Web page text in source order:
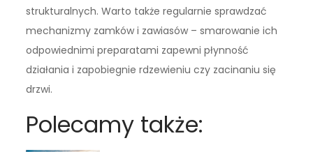
strukturalnych. Warto także regularnie sprawdzać
mechanizmy zamków i zawiasów – smarowanie ich
odpowiednimi preparatami zapewni płynność
działania i zapobiegnie rdzewieniu czy zacinaniu się
drzwi.
Polecamy także: